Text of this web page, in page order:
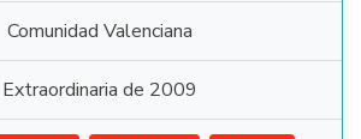
Comunidad Valenciana
Extraordinaria de 2009